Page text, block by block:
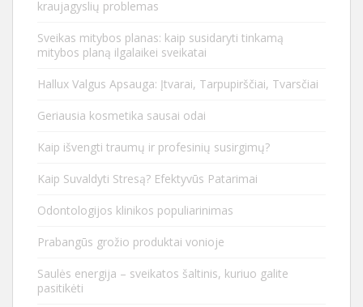
kraujagyslių problemas
Sveikas mitybos planas: kaip susidaryti tinkamą
mitybos planą ilgalaikei sveikatai
Hallux Valgus Apsauga: Įtvarai, Tarpupirščiai, Tvarsčiai
Geriausia kosmetika sausai odai
Kaip išvengti traumų ir profesinių susirgimų?
Kaip Suvaldyti Stresą? Efektyvūs Patarimai
Odontologijos klinikos populiarinimas
Prabangūs grožio produktai vonioje
Saulės energija – sveikatos šaltinis, kuriuo galite
pasitikėti